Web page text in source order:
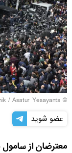
© Sputnik / Asatur Yesayants
عضو شوید
معترضان از سامول